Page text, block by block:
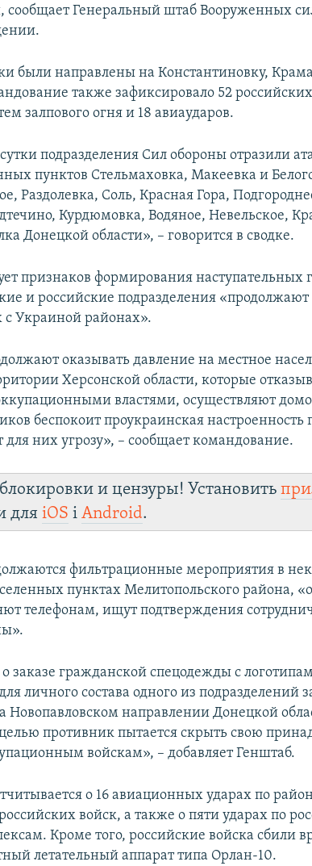
сообщает Генеральный штаб Вооруженных
были направлены на Константиновку,
также зафиксировало 52 российских
залпового огня и 18 авиаударов.
подразделения Сил обороны отразили
пунктов Стельмаховка, Макеевка и
Раздолевка, Соль, Красная Гора,
Курдюмовка, Водяное, Невельское,
Донецкой области», – говорится в сводке.
признаков формирования наступательных
и российские подразделения
Украиной районах».
оказывать давление на местное
Херсонской области, которые
властями, осуществляют
беспокоит проукраинская
для них угрозу», – сообщает командование.
и цензуры! Установить
дляiOS іAndroid.
фильтрационные мероприятия в
пунктах Мелитопольского района,
телефонам, ищут подтверждения
о заказе гражданской спецодежды с
личного состава одного из подразделений
Новопавловском направлении Донецкой
противник пытается скрыть свою
войскам», – добавляет Генштаб.
о 16 авиационных ударах по
войск, а также о пяти ударах по
Кроме того, российские войска сбили
летательный аппарат типа Орлан-10.